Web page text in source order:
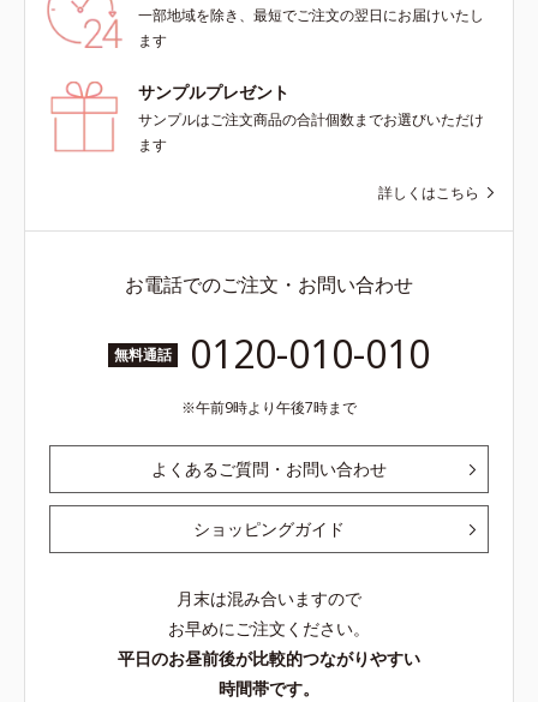
一部地域を除き、最短でご注文の翌日にお届けいたし
ます
サンプルプレゼント
サンプルはご注文商品の合計個数までお選びいただけ
ます
詳しくはこちら
お電話でのご注文・お問い合わせ
無料通話 0120-010-010
午前9時より午後7時まで
よくあるご質問・お問い合わせ
ショッピングガイド
月末は混み合いますので
お早めにご注文ください。
平日のお昼前後が比較的つながりやすい
時間帯です。